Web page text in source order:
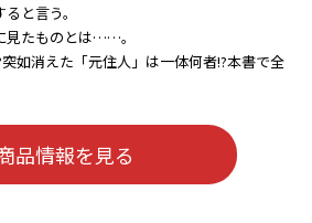
と言う。
見たものとは……。
如消えた「元住人」は一体何者!?本書で全
品情報を見る